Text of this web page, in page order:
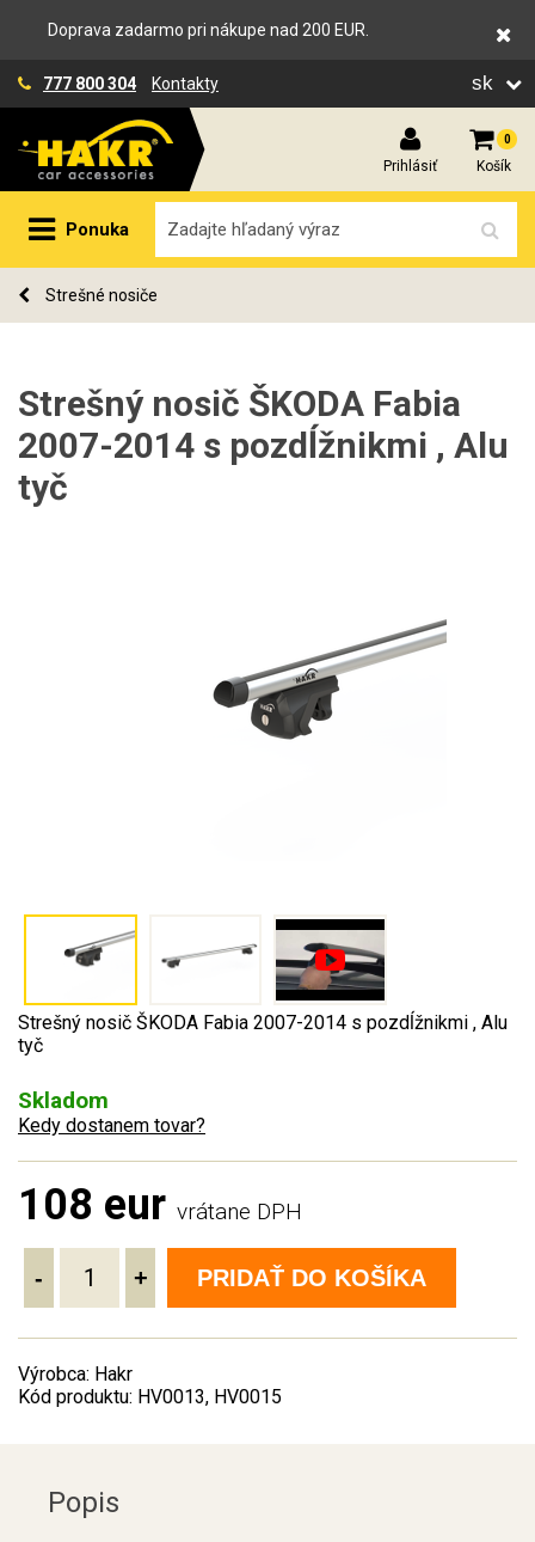
Doprava zadarmo pri nákupe nad 200 EUR.
777 800 304 Kontakty sk
Prihlásiť
0
Košík
Ponuka
Strešné nosiče
Strešný nosič ŠKODA Fabia
2007-2014 s pozdĺžnikmi , Alu
tyč
Strešný nosič ŠKODA Fabia 2007-2014 s pozdĺžnikmi , Alu
tyč
Skladom
Kedy dostanem tovar?
108 eur vrátane DPH
- + PRIDAŤ DO KOŠÍKA
Výrobca: Hakr
Kód produktu: HV0013, HV0015
Popis